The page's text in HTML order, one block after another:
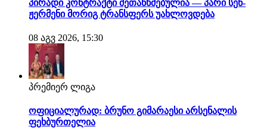
პირადი კონტრაქტი შეთანხმებულია — პარი სენ-
ჟერმენი მორიგ ტრანსფერს უახლოვდება
08 აგვ 2026, 15:30
პრემიერ ლიგა
ოფიციალურად: ბრუნო გიმარაესი არსენალის
ფეხბურთელია